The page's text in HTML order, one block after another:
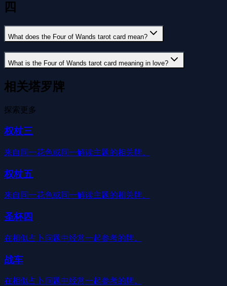
四
What does the Four of Wands tarot card mean?
What is the Four of Wands tarot card meaning in love?
相关塔罗牌
探索更多
权杖三
来自同一花色或同一解读主题的相关牌。
权杖五
来自同一花色或同一解读主题的相关牌。
圣杯四
在相似占卜问题中经常一起参考的牌。
战车
在相似占卜问题中经常一起参考的牌。